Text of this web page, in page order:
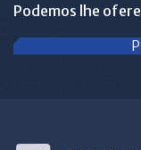
Podemos lhe